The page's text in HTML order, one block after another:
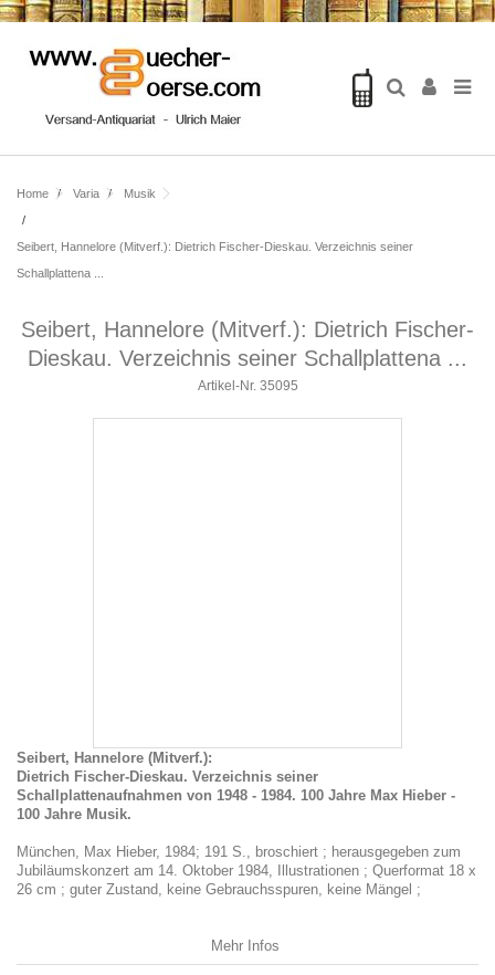
Home Varia Musik
Seibert, Hannelore (Mitverf.): Dietrich Fischer-Dieskau. Verzeichnis seiner
Schallplattena ...
Seibert, Hannelore (Mitverf.): Dietrich Fischer-
Dieskau. Verzeichnis seiner Schallplattena ...
Artikel-Nr. 35095
Seibert, Hannelore (Mitverf.):
Dietrich Fischer-Dieskau. Verzeichnis seiner
Schallplattenaufnahmen von 1948 - 1984. 100 Jahre Max Hieber -
100 Jahre Musik.
München, Max Hieber, 1984; 191 S., broschiert ; herausgegeben zum
Jubiläumskonzert am 14. Oktober 1984, Illustrationen ; Querformat 18 x
26 cm ; guter Zustand, keine Gebrauchsspuren, keine Mängel ;
Mehr Infos